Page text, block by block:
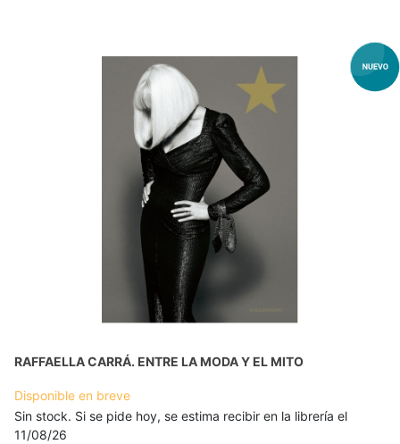
RAFFAELLA CARRÁ. ENTRE LA MODA Y EL MITO
Disponible en breve
Sin stock. Si se pide hoy, se estima recibir en la librería el
11/08/26